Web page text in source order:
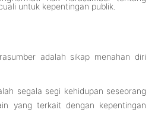
untuk kepentingan publik.
adalah sikap menahan diri
segala segi kehidupan seseorang
yang terkait dengan kepentingan